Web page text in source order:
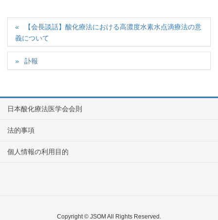
【会長談話】酸化療法における高濃度水素水点滴療法の意
義について
訃報
日本酸化療法医学会会則
法的事項
個人情報の利用目的
Copyright © JSOM All Rights Reserved.